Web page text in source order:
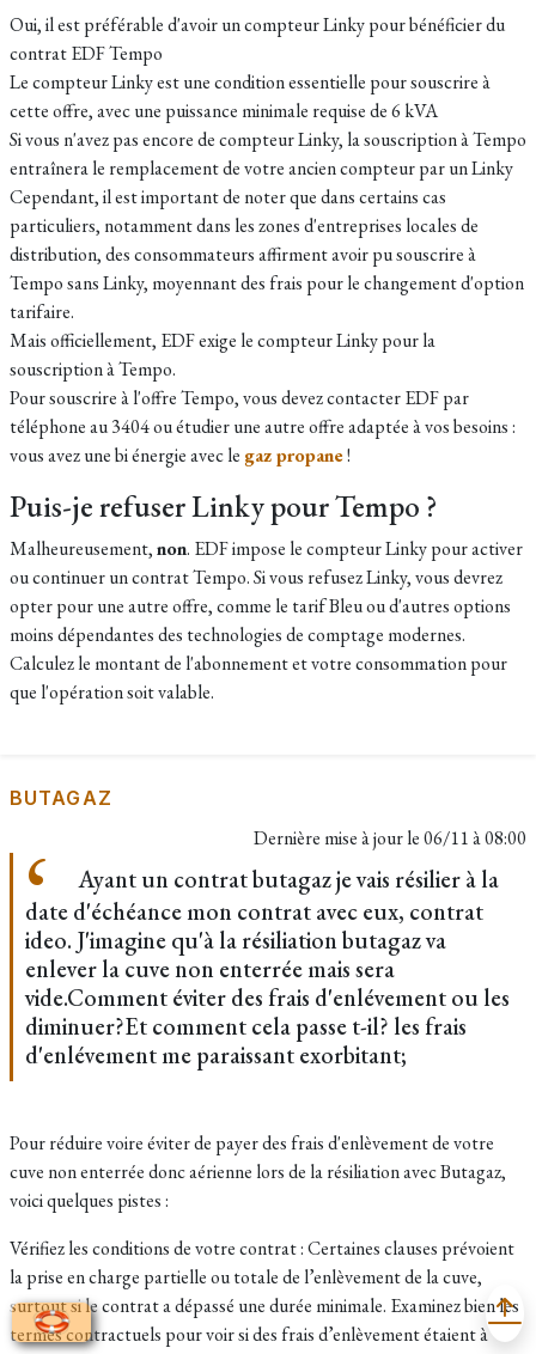
Oui, il est préférable d'avoir un compteur Linky pour bénéficier du
contrat EDF Tempo
Le compteur Linky est une condition essentielle pour souscrire à
cette offre, avec une puissance minimale requise de 6 kVA
Si vous n'avez pas encore de compteur Linky, la souscription à Tempo
entraînera le remplacement de votre ancien compteur par un Linky
Cependant, il est important de noter que dans certains cas
particuliers, notamment dans les zones d'entreprises locales de
distribution, des consommateurs affirment avoir pu souscrire à
Tempo sans Linky, moyennant des frais pour le changement d'option
tarifaire.
Mais officiellement, EDF exige le compteur Linky pour la
souscription à Tempo.
Pour souscrire à l'offre Tempo, vous devez contacter EDF par
téléphone au 3404 ou étudier une autre offre adaptée à vos besoins :
vous avez une bi énergie avec le gaz propane!
Puis-je refuser Linky pour Tempo ?
Malheureusement,non. EDF impose le compteur Linky pour activer
ou continuer un contrat Tempo. Si vous refusez Linky, vous devrez
opter pour une autre offre, comme le tarif Bleu ou d'autres options
moins dépendantes des technologies de comptage modernes.
Calculez le montant de l'abonnement et votre consommation pour
que l'opération soit valable.
BUTAGAZ
Dernière mise à jour le06/11 à 08:00
Ayant un contrat butagaz je vais résilier à la
date d'échéance mon contrat avec eux, contrat
ideo. J'imagine qu'à la résiliation butagaz va
enlever la cuve non enterrée mais sera
vide.Comment éviter des frais d'enlévement ou les
diminuer?Et comment cela passe t-il? les frais
d'enlévement me paraissant exorbitant;
Pour réduire voire éviter de payer des frais d'enlèvement de votre
cuve non enterrée donc aérienne lors de la résiliation avec Butagaz,
voici quelques pistes :
Vérifiez les conditions de votre contrat : Certaines clauses prévoient
la prise en charge partielle ou totale de l’enlèvement de la cuve,
surtout si le contrat a dépassé une durée minimale. Examinez bien les
termes contractuels pour voir si des frais d’enlèvement étaient à